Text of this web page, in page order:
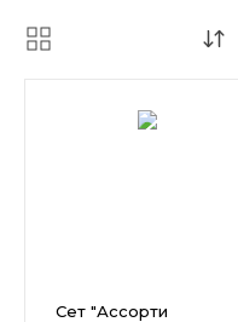
Сет "Ассорти